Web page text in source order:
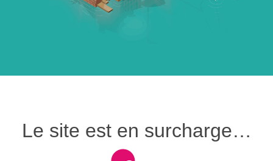
Le site est en surcharge…